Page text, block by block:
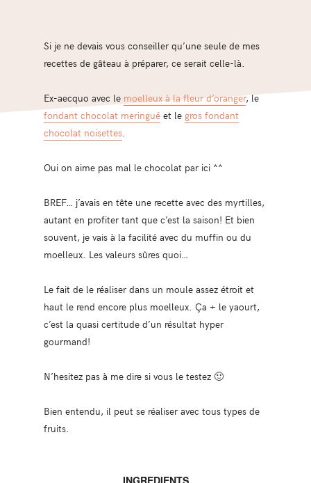
Si je ne devais vous conseiller qu’une seule de mes
recettes de gâteau à préparer, ce serait celle-là.
Ex-aecquo avec le moelleux à la fleur d’oranger, le
fondant chocolat meringuéet le gros fondant
chocolat noisettes.
Oui on aime pas mal le chocolat par ici ^^
BREF… j’avais en tête une recette avec des myrtilles,
autant en profiter tant que c’est la saison! Et bien
souvent, je vais à la facilité avec du muffin ou du
moelleux. Les valeurs sûres quoi…
Le fait de le réaliser dans un moule assez étroit et
haut le rend encore plus moelleux. Ça + le yaourt,
c’est la quasi certitude d’un résultat hyper
gourmand!
N’hesitez pas à me dire si vous le testez 🙂
Bien entendu, il peut se réaliser avec tous types de
fruits.
INGREDIENTS